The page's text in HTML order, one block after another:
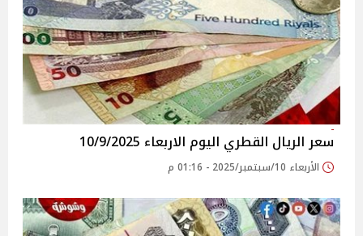
سعر الريال القطري اليوم الاربعاء 10/9/2025
الأربعاء 10/سبتمبر/2025 - 01:16 م